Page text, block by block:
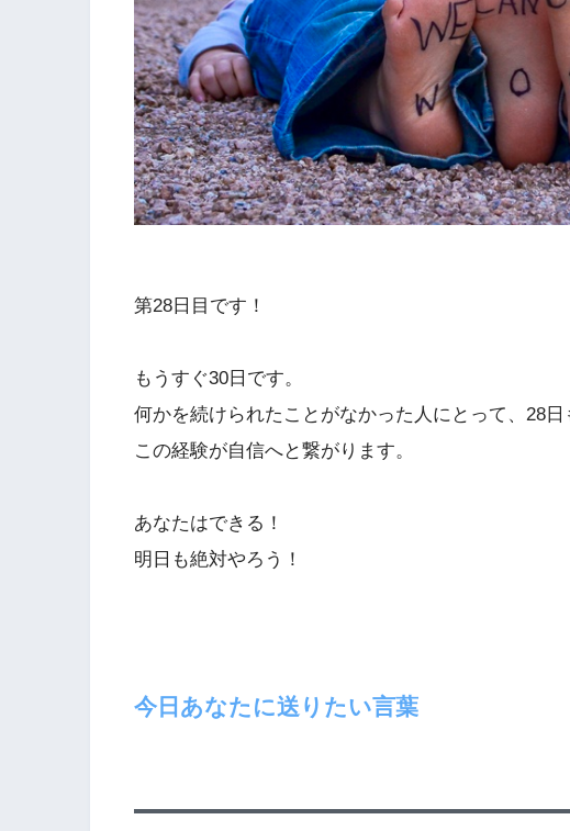
第28日目です！
もうすぐ30日です。
何かを続けられたことがなかった人にとって、28
この経験が自信へと繋がります。
あなたはできる！
明日も絶対やろう！
今日あなたに送りたい言葉